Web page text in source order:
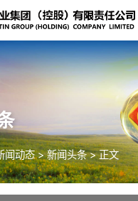
闻动态>新闻头条> 正文